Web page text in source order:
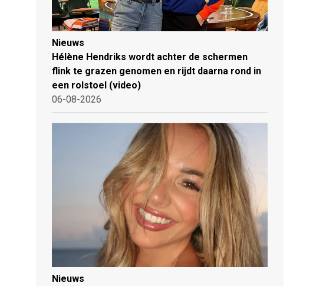
Nieuws
Hélène Hendriks wordt achter de schermen
flink te grazen genomen en rijdt daarna rond in
een rolstoel (video)
06-08-2026
Nieuws